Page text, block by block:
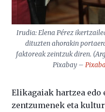
Irudia: Elena Pérez
dituzten ahorakin
faktoreak zeintzuk diren.
Pixabay –
Elikagaiak hartzea edo
zentzumenek eta